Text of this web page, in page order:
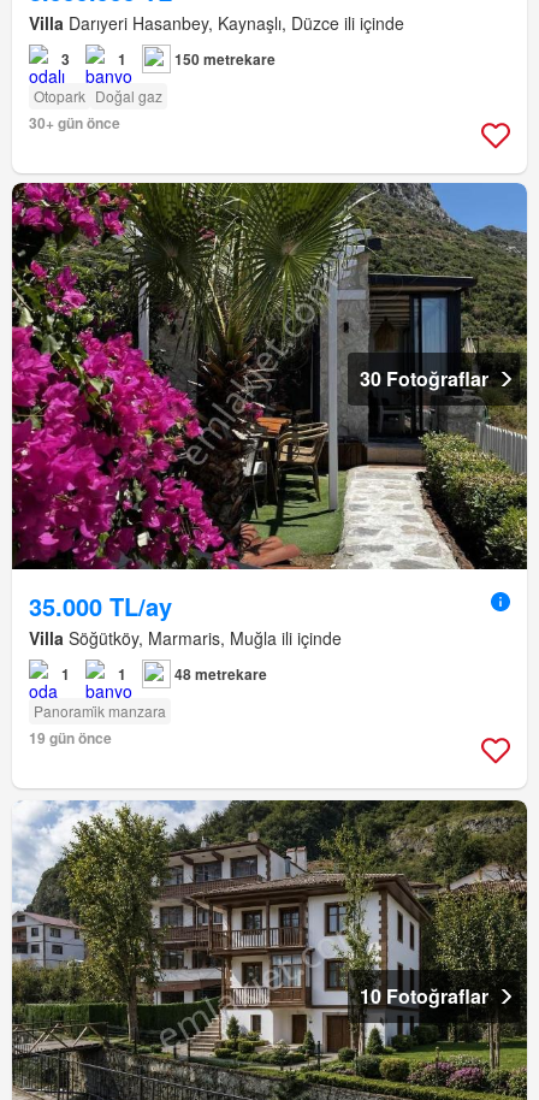
Villa Darıyeri Hasanbey, Kaynaşlı, Düzce ili içinde
3 1 150 metrekare
Otopark Doğal gaz
30+ gün önce
30 Fotoğraflar
35.000 TL/ay
Villa Söğütköy, Marmaris, Muğla ili içinde
1 1 48 metrekare
Panorami̇k manzara
19 gün önce
10 Fotoğraflar